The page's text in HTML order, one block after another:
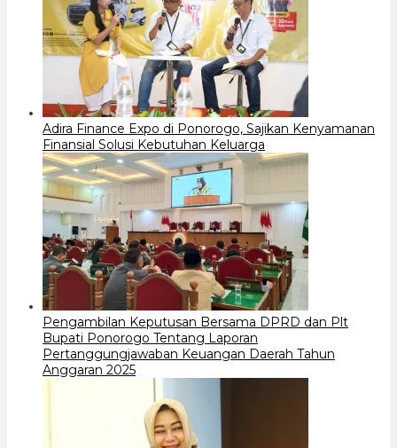
Adira Finance Expo di Ponorogo, Sajikan Kenyamanan
Finansial Solusi Kebutuhan Keluarga
Pengambilan Keputusan Bersama DPRD dan Plt
Bupati Ponorogo Tentang Laporan
Pertanggungjawaban Keuangan Daerah Tahun
Anggaran 2025